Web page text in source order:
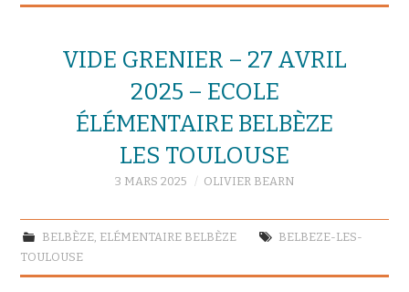
VIDE GRENIER – 27 AVRIL
2025 – ECOLE
ÉLÉMENTAIRE BELBÈZE
LES TOULOUSE
3 MARS 2025 OLIVIER BEARN
BELBÈZE, ELÉMENTAIRE BELBÈZE
BELBEZE-LES-
TOULOUSE